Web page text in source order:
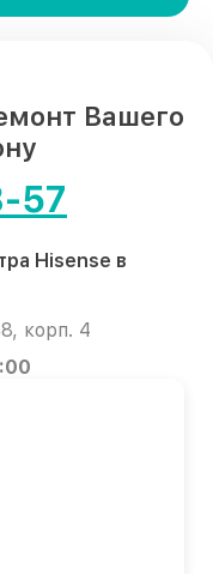
Вашего
57
Hisense в
корп. 4